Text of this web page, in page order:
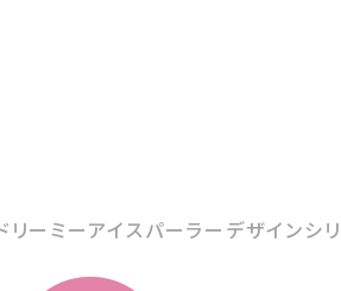
リーミーアイスパーラーデザインシ